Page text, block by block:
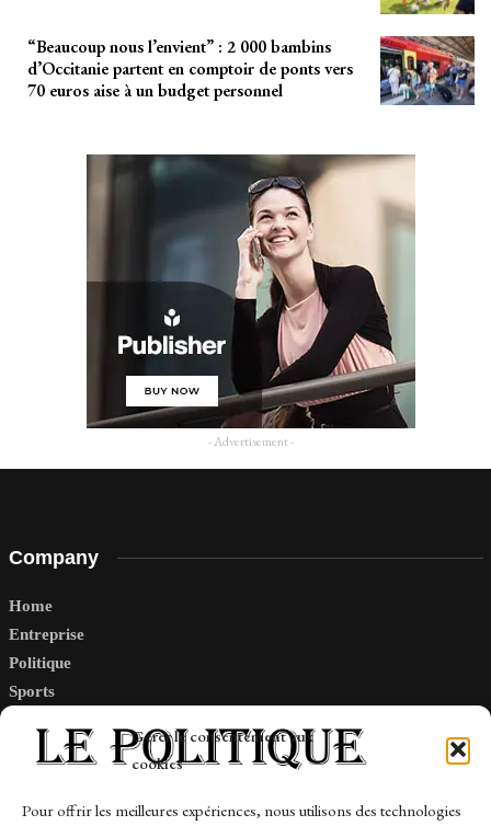
Gérer le consentement aux
cookies
Pour offrir les meilleures expériences, nous utilisons des technologies
“Beaucoup nous l’envient” : 2 000 bambins
d’Occitanie partent en comptoir de ponts vers
70 euros aise à un budget personnel
- Advertisement -
Company
Home
Entreprise
Politique
Sports